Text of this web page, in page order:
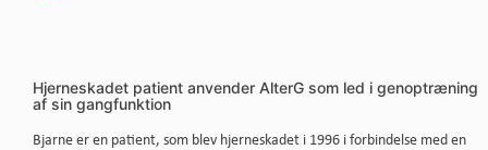
Hjerneskadet patient anvender AlterG som led i genoptræning
af sin gangfunktion
Bjarne er en patient, som blev hjerneskadet i 1996 i forbindelse med en